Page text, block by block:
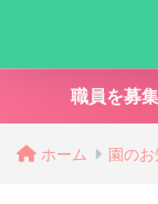
職員を募
ホーム 園の